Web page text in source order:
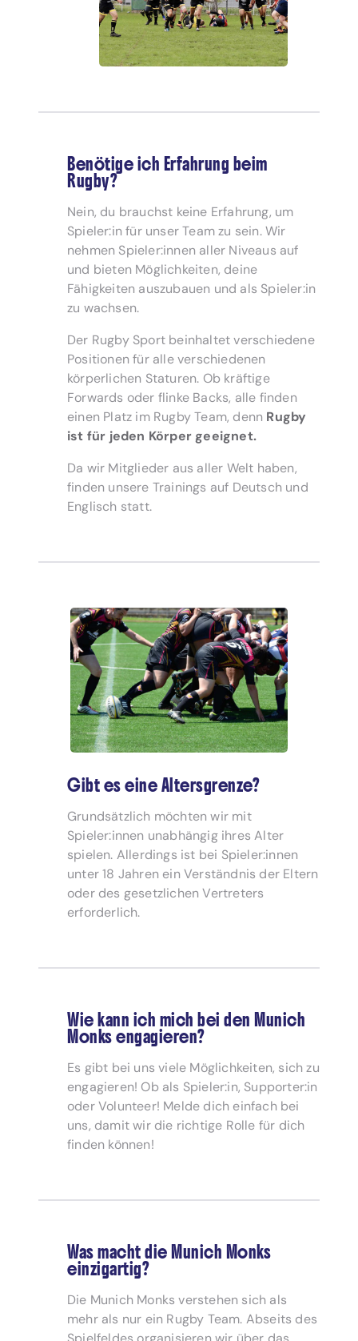
Benötige ich Erfahrung beim
Rugby?
Nein, du brauchst keine Erfahrung, um
Spieler:in für unser Team zu sein. Wir
nehmen Spieler:innen aller Niveaus auf
und bieten Möglichkeiten, deine
Fähigkeiten auszubauen und als Spieler:in
zu wachsen.
Der Rugby Sport beinhaltet verschiedene
Positionen für alle verschiedenen
körperlichen Staturen. Ob kräftige
Forwards oder flinke Backs, alle finden
einen Platz im Rugby Team, denn Rugby
ist für jeden Körper geeignet.
Da wir Mitglieder aus aller Welt haben,
finden unsere Trainings auf Deutsch und
Englisch statt.
Gibt es eine Altersgrenze?
Grundsätzlich möchten wir mit
Spieler:innen unabhängig ihres Alter
spielen. Allerdings ist bei Spieler:innen
unter 18 Jahren ein Verständnis der Eltern
oder des gesetzlichen Vertreters
erforderlich.
Wie kann ich mich bei den Munich
Monks engagieren?
Es gibt bei uns viele Möglichkeiten, sich zu
engagieren! Ob als Spieler:in, Supporter:in
oder Volunteer! Melde dich einfach bei
uns, damit wir die richtige Rolle für dich
finden können!
Was macht die Munich Monks
einzigartig?
Die Munich Monks verstehen sich als
mehr als nur ein Rugby Team. Abseits des